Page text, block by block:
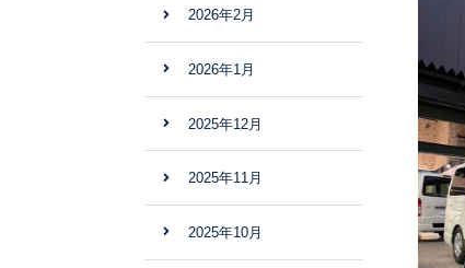
2026年2月
2026年1月
2025年12月
2025年11月
2025年10月